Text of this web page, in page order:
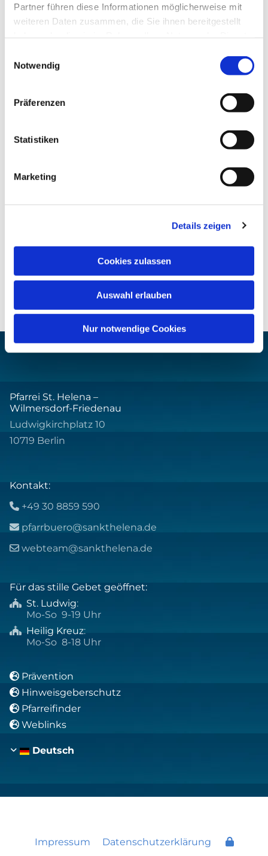
Partner führen diese Informationen möglicherweise mit
weiteren Daten zusammen, die Sie ihnen bereitgestellt
Notwendig
Präferenzen
Statistiken
Marketing
Details zeigen
Cookies zulassen
Auswahl erlauben
Nur notwendige Cookies
interessieren
Pfarrei St. Helena –
Wilmersdorf-Friedenau
Ludwigkirchplatz 10
10719 Berlin
Kontakt:
 +49 30 8859 590
 pfarrbuero@sankthelena.de
 webteam@sankthelena.de
Für das stille Gebet geöffnet:
 St. Ludwig:
Mo-So 9-19 Uhr
 Heilig Kreuz:
Mo-So 8-18 Uhr
 Prävention
 Hinweisgeberschutz
 Pfarreifinder
 Weblinks
Deutsch
Impressum
Datenschutzerklärung